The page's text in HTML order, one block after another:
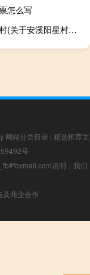
怎么写
安溪阳星村(关于安溪阳星村简述)
网站分类目录 | 精选推荐文
号
说明，我们
及商业合作